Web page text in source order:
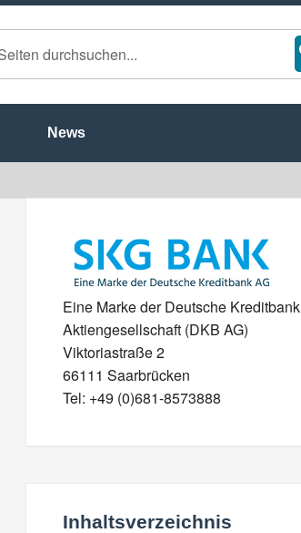
News
Eine Marke der Deutsche Kreditbank
Aktiengesellschaft (DKB AG)
Viktoriastraße 2
66111 Saarbrücken
Tel: +49 (0)681-8573888
Inhaltsverzeichnis